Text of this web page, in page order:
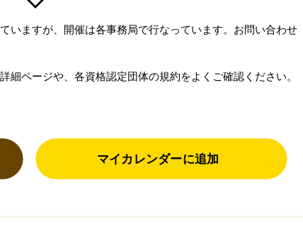
いますが、開催は各事務局で行なっています。お問い合わせ
細ページや、各資格認定団体の規約をよくご確認ください。
マイカレンダーに追加